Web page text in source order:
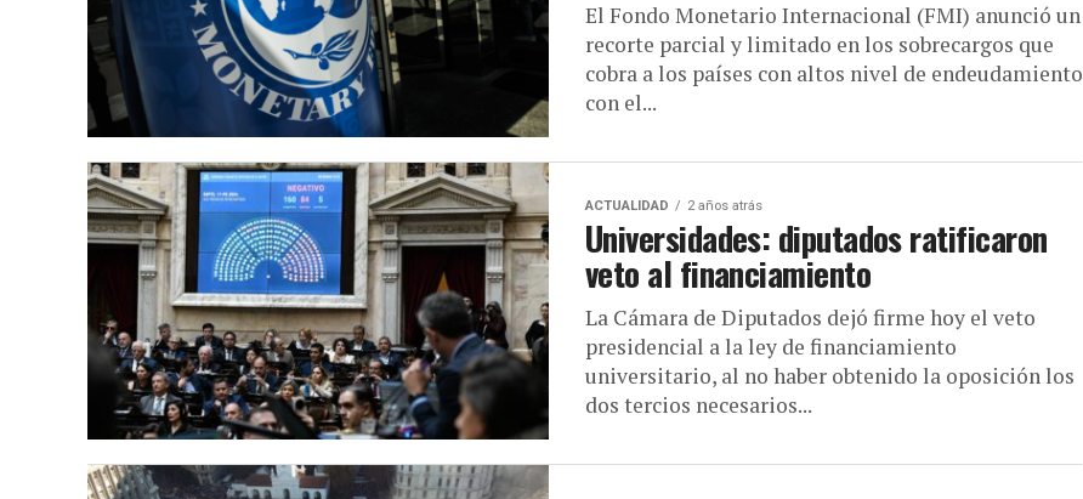
El Fondo Monetario Internacional (FMI) anunció un
recorte parcial y limitado en los sobrecargos que
cobra a los países con altos nivel de endeudamiento
con el...
ACTUALIDAD 2 años atrás
Universidades: diputados ratificaron
veto al financiamiento
La Cámara de Diputados dejó firme hoy el veto
presidencial a la ley de financiamiento
universitario, al no haber obtenido la oposición los
dos tercios necesarios...